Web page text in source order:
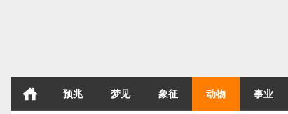
预兆 梦见 象征 动物 事业